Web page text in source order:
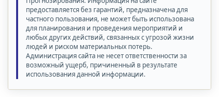
предоставляется без гарантий, предназначена для
частного пользования, не может быть использована
для планирования и проведения мероприятий и
любых других действий, связанных с угрозой жизни
людей и риском материальных потерь.
Администрация сайта не несет ответственности за
возможный ущерб, причиненный в результате
использования данной информации.